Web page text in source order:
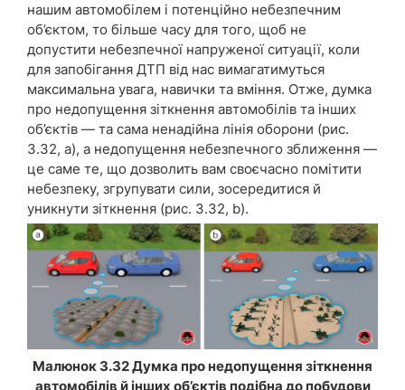
нашим автомобілем і потенційно небезпечним
об’єктом, то більше часу для того, щоб не
допустити небезпечної напруженої ситуації, коли
для запобігання ДТП від нас вимагатимуться
максимальна увага, навички та вміння. Отже, думка
про недопущення зіткнення автомобілів та інших
об’єктів — та сама ненадійна лінія оборони (рис.
3.32, a), а недопущення небезпечного зближення —
це саме те, що дозволить вам своєчасно помітити
небезпеку, згрупувати сили, зосередитися й
уникнути зіткнення (рис. 3.32, b).
Малюнок 3.32 Думка про недопущення зіткнення
автомобілів й інших об’єктів подібна до побудови